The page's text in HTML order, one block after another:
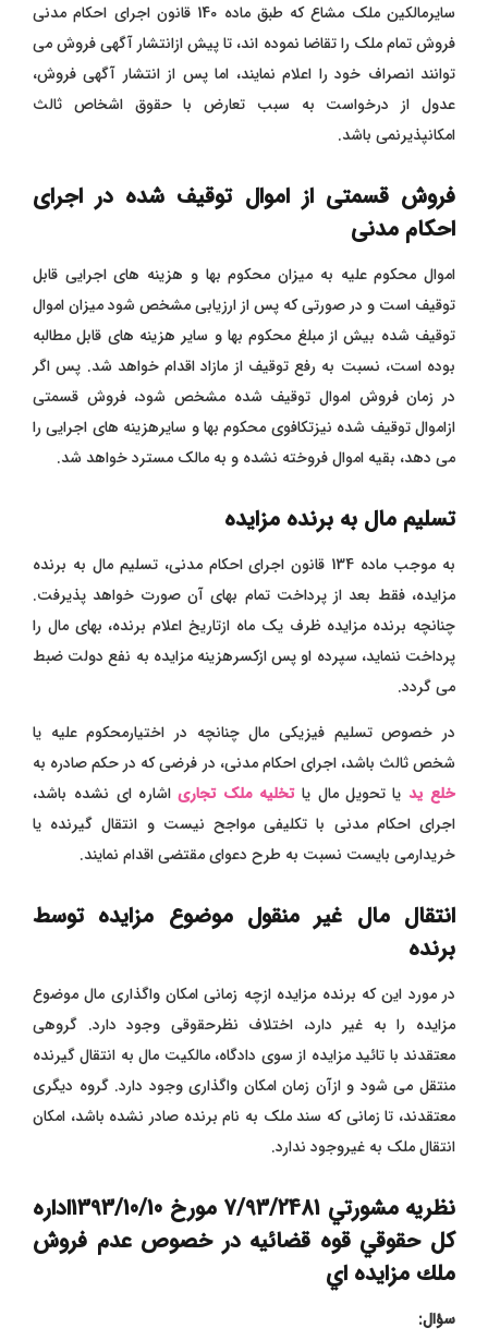
سایرمالکین ملک مشاع که طبق ماده 140 قانون اجرای احکام مدنی
فروش تمام ملک را تقاضا نموده اند، تا پیش ازانتشار آگهی فروش می
توانند انصراف خود را اعلام نمایند، اما پس از انتشار آگهی فروش،
عدول از درخواست به سبب تعارض با حقوق اشخاص ثالث
امکانپذیرنمی باشد.
فروش قسمتی از اموال توقیف شده در اجرای
احکام مدنی
اموال محکوم علیه به میزان محکوم بها و هزینه های اجرایی قابل
توقیف است و در صورتی که پس از ارزیابی مشخص شود میزان اموال
توقیف شده بیش از مبلغ محکوم بها و سایر هزینه های قابل مطالبه
بوده است، نسبت به رفع توقیف از مازاد اقدام خواهد شد. پس اگر
در زمان فروش اموال توقیف شده مشخص شود، فروش قسمتی
ازاموال توقیف شده نیزتکافوی محکوم بها و سایرهزینه های اجرایی را
می دهد، بقیه اموال فروخته نشده و به مالک مسترد خواهد شد.
تسلیم مال به برنده مزایده
به موجب ماده 134 قانون اجرای احکام مدنی، تسلیم مال به برنده
مزایده، فقط بعد از پرداخت تمام بهای آن صورت خواهد پذیرفت.
چنانچه برنده مزایده ظرف یک ماه ازتاریخ اعلام برنده، بهای مال را
پرداخت ننماید، سپرده او پس ازکسرهزینه مزایده به نفع دولت ضبط
می گردد.
در خصوص تسلیم فیزیکی مال چنانچه در اختیارمحکوم علیه یا
شخص ثالث باشد، اجرای احکام مدنی، در فرضی که در حکم صادره به
خلع یدیا تحویل مال یاتخلیه ملک تجاریاشاره ای نشده باشد،
اجرای احکام مدنی با تکلیفی مواجح نیست و انتقال گیرنده یا
خریدارمی بایست نسبت به طرح دعوای مقتضی اقدام نمایند.
انتقال مال غیر منقول موضوع مزایده توسط
برنده
در مورد این که برنده مزایده ازچه زمانی امکان واگذاری مال موضوع
مزایده را به غیر دارد، اختلاف نظرحقوقی وجود دارد. گروهی
معتقدند با تائید مزایده از سوی دادگاه، مالکیت مال به انتقال گیرنده
منتقل می شود و ازآن زمان امکان واگذاری وجود دارد. گروه دیگری
معتقدند، تا زمانی که سند ملک به نام برنده صادر نشده باشد، امکان
انتقال ملک به غیروجود ندارد.
نظریه مشورتي 7/93/2481 مورخ 1393/10/10اداره
كل حقوقي قوه قضائيه در خصوص عدم فروش
ملك مزايده اي
سؤال: